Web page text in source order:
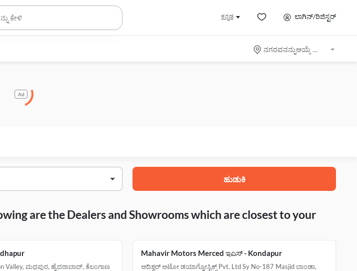
ಕನ್ನಡ ಲಾಗಿನ್/ರಿಜಿಸ್ಟರ್
ನಗರವನನ್ನುಆಯ್ಕೆ ಮಾಡಿ
Ad
ಹುಡುಕಿ
are the Dealers and Showrooms which are closest to your
Valley, ಮಧಪುರ, ಹೈದರಾಬಾದ್, ತೆಲಂಗಾಣ
Mahavir Motors Merced ಇಎಸ್‌ - Kondapur
ಆದಿಶ್ವರ್ ಆಟೋ ಡಯಾಗ್ನೋಸ್ಟಿಕ್ಸ್ Pvt. Ltd Sy No-187 Masjid ಬಾಂಡಾ,